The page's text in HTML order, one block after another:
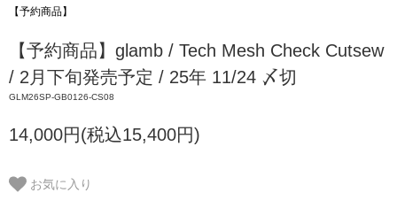
【予約商品】
【予約商品】glamb / Tech Mesh Check Cutsew
/ 2月下旬発売予定 / 25年 11/24 〆切
GLM26SP-GB0126-CS08
14,000円(税込15,400円)
お気に入り